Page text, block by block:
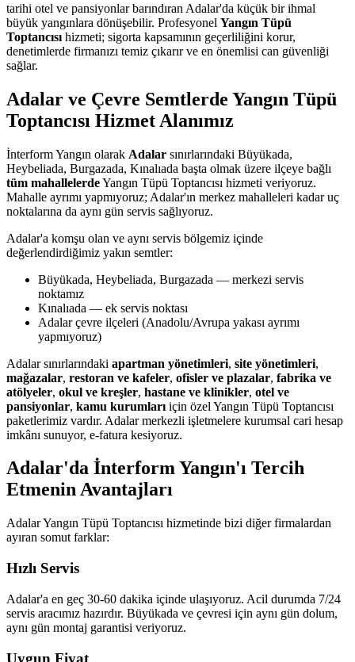
tarihi otel ve pansiyonlar barındıran Adalar'da küçük bir ihmal
büyük yangınlara dönüşebilir. Profesyonel Yangın Tüpü
Toptancısı hizmeti; sigorta kapsamının geçerliliğini korur,
denetimlerde firmanızı temiz çıkarır ve en önemlisi can güvenliği
sağlar.
Adalar ve Çevre Semtlerde Yangın Tüpü
Toptancısı Hizmet Alanımız
İnterform Yangın olarak Adalar sınırlarındaki Büyükada,
Heybeliada, Burgazada, Kınalıada başta olmak üzere ilçeye bağlı
tüm mahallelerdeYangın Tüpü Toptancısı hizmeti veriyoruz.
Mahalle ayrımı yapmıyoruz; Adalar'ın merkez mahalleleri kadar uç
noktalarına da aynı gün servis sağlıyoruz.
Adalar'a komşu olan ve aynı servis bölgemiz içinde
değerlendirdiğimiz yakın semtler:
Büyükada, Heybeliada, Burgazada — merkezi servis
noktamız
Kınalıada — ek servis noktası
Adalar çevre ilçeleri (Anadolu/Avrupa yakası ayrımı
yapmıyoruz)
Adalar sınırlarındaki apartman yönetimleri, site yönetimleri,
mağazalar, restoran ve kafeler, ofisler ve plazalar, fabrika ve
atölyeler, okul ve kreşler, hastane ve klinikler, otel ve
pansiyonlar, kamu kurumları için özel Yangın Tüpü Toptancısı
paketlerimiz vardır. Adalar merkezli işletmelere kurumsal cari hesap
imkânı sunuyor, e-fatura kesiyoruz.
Adalar'da İnterform Yangın'ı Tercih
Etmenin Avantajları
Adalar Yangın Tüpü Toptancısı hizmetinde bizi diğer firmalardan
ayıran somut farklar:
Hızlı Servis
Adalar'a en geç 30-60 dakika içinde ulaşıyoruz. Acil durumda 7/24
servis aracımız hazırdır. Büyükada ve çevresi için aynı gün dolum,
aynı gün montaj garantisi veriyoruz.
Uygun Fiyat